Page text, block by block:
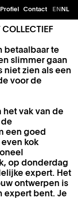
Profiel Contact ENNL
COLLECTIEF
betaalbaar te
slimmer gaan
zien als een
voor de
vak van de
een goed
kok
op donderdag
expert. Het
ontwerpen is
expert bent. Je